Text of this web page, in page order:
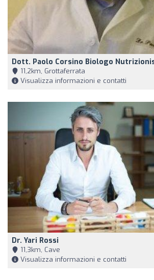
Dott. Paolo Corsino Biologo
11,2km, Grottaferrata
Visualizza informazioni e contatti
Dr. Yari Rossi
11,3km, Cave
Visualizza informazioni e contatti